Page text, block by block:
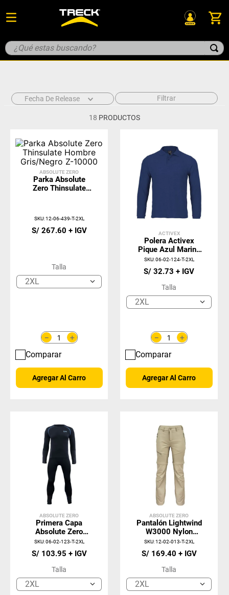
¿Qué estas buscando?
Fecha De Release Filtrar
18 PRODUCTOS
ABSOLUTE ZERO
Parka Absolute
Zero Thinsulate
SKU:12-06-439-T-2XL
S/ 267.60
Talla
2XL
＋
－
Comparar
Agregar Al Carro
ACTIVEX
Polera Activex
Pique Azul Marino
M/Larga UV
SKU:06-02-124-T-2XL
S/ 32.73
Talla
2XL
＋
－
Comparar
Agregar Al Carro
ABSOLUTE ZERO
Primera Capa
Absolute Zero
Nylon Spandex
Negro
SKU:06-02-123-T-2XL
S/ 103.95
Talla
2XL
ABSOLUTE ZERO
Pantalón Lightwind
W3000 Nylon
Spandex Beige
Mujer
SKU:12-02-013-T-2XL
S/ 169.40
Talla
2XL
pantalon
3. ignifugo